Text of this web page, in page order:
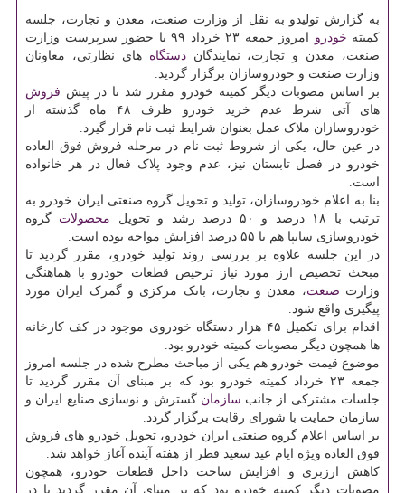
به گزارش تولیدو به نقل از وزارت صنعت، معدن و تجارت، جلسه
کمیته خودرو
امروز جمعه ۲۳ خرداد ۹۹ با حضور سرپرست وزارت
صنعت، معدن و تجارت، نمایندگاندستگاه های نظارتی، معاونان
وزارت صنعت و خودروسازان برگزار گردید.
بر اساس مصوبات دیگر کمیته خودرو مقرر شد تا در پیش فروش
های آتی شرط عدم خرید خودرو ظرف ۴۸ ماه گذشته از
خودروسازان ملاک عمل بعنوان شرایط ثبت نام قرار گیرد.
در عین حال، یکی از شروط ثبت نام در مرحله فروش فوق العاده
خودرو در فصل تابستان نیز، عدم وجود پلاک فعال در هر خانواده
است.
بنا به اعلام خودروسازان، تولید و تحویل گروه صنعتی ایران خودرو به
ترتیب با ۱۸ درصد و ۵۰ درصد رشد و تحویل
محصولات گروه
خودروسازی سایپا هم با ۵۵ درصد افزایش مواجه بوده است.
در این جلسه علاوه بر بررسی روند تولید خودرو، مقرر گردید تا
مبحث تخصیص ارز مورد نیاز ترخیص قطعات خودرو با هماهنگی
وزارت صنعت، معدن و تجارت، بانک مرکزی و گمرک ایران مورد
پیگیری واقع شود.
اقدام برای تکمیل ۴۵ هزار دستگاه خودروی موجود در کف کارخانه
ها همچون دیگر مصوبات کمیته خودرو بود.
موضوع قیمت خودرو هم یکی از مباحث مطرح شده در جلسه امروز
جمعه ۲۳ خرداد کمیته خودرو بود که بر مبنای آن مقرر گردید تا
جلسات مشترکی از جانب سازمان گسترش و نوسازی صنایع ایران و
سازمان حمایت با شورای رقابت برگزار گردد.
بر اساس اعلام گروه صنعتی ایران خودرو، تحویل خودرو های فروش
فوق‎ العاده ویژه ایام عید سعید فطر از هفته آینده آغاز خواهد شد.
کاهش ارزبری و افزایش ساخت داخل قطعات خودرو، همچون
مصوبات دیگر کمیته خودرو بود که بر مبنای آن مقرر گردید تا در